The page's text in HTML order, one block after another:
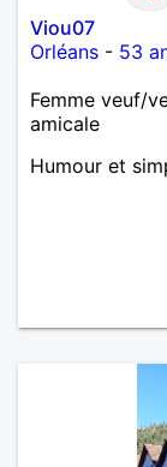
Viou07
Orléans - 53
Femme veuf/
amicale
Humour et